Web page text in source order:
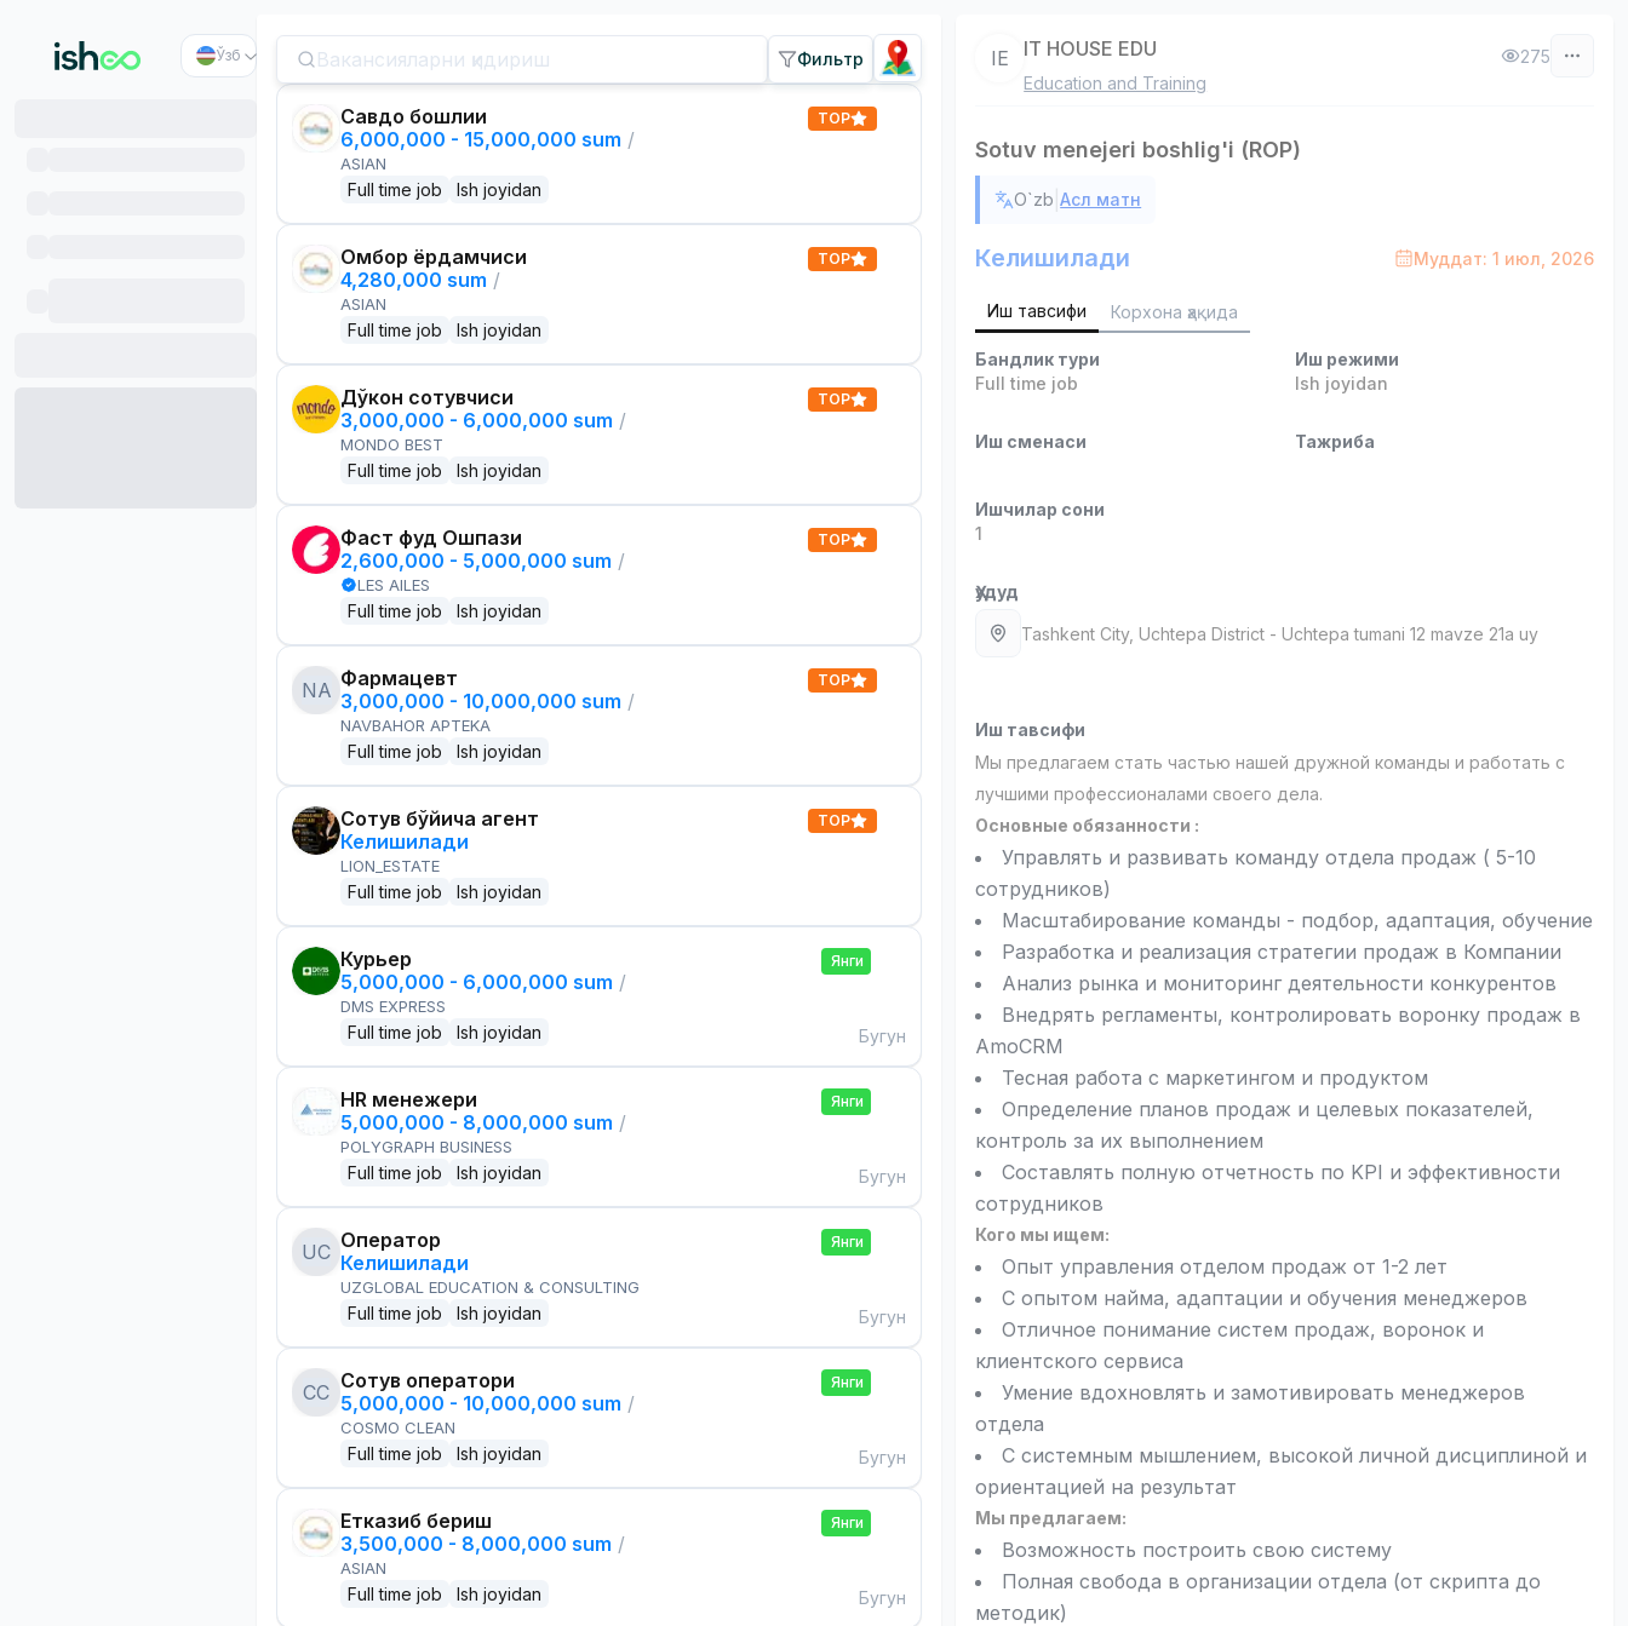
Ўзб Фильтр
Савдо бошлиғи
6,000,000 - 15,000,000 sum /
ASIAN
Full time job Ish joyidan
TOP
Омбор ёрдамчиси
4,280,000 sum /
ASIAN
Full time job Ish joyidan
TOP
Дўкон сотувчиси
3,000,000 - 6,000,000 sum /
MONDO BEST
Full time job Ish joyidan
TOP
Фаст фуд Ошпази
2,600,000 - 5,000,000 sum /
LES AILES
Full time job Ish joyidan
TOP
NA Фармацевт
3,000,000 - 10,000,000 sum /
NAVBAHOR APTEKA
Full time job Ish joyidan
TOP
Сотув бўйича агент
Келишилади
LION_ESTATE
Full time job Ish joyidan
TOP
Курьер
5,000,000 - 6,000,000 sum /
DMS EXPRESS
Full time job Ish joyidan
Янги
Бугун
HR менежери
5,000,000 - 8,000,000 sum /
POLYGRAPH BUSINESS
Full time job Ish joyidan
Янги
Бугун
UC Оператор
Келишилади
UZGLOBAL EDUCATION & CONSULTING
Full time job Ish joyidan
Янги
Бугун
CC Сотув оператори
5,000,000 - 10,000,000 sum /
COSMO CLEAN
Full time job Ish joyidan
Янги
Бугун
Етказиб бериш
3,500,000 - 8,000,000 sum /
ASIAN
Full time job Ish joyidan
Янги
Бугун
IE IT HOUSE EDU
Education and Training
275
Sotuv menejeri boshlig'i (ROP)
O`zb |Асл матн
Келишилади Муддат: 1 июл, 2026
Иш тавсифи Корхона ҳақида
Бандлик тури
Full time job
Иш режими
Ish joyidan
Иш сменаси Тажриба
Ишчилар сони
1
Ҳудуд
Tashkent City, Uchtepa District - Uchtepa tumani 12 mavze 21a uy
Иш тавсифи
Мы предлагаем стать частью нашей дружной команды и работать с
лучшими профессионалами своего дела.
Основные обязанности :
Управлять и развивать команду отдела продаж ( 5-10
сотрудников)
Масштабирование команды - подбор, адаптация, обучение
Разработка и реализация стратегии продаж в Компании
Анализ рынка и мониторинг деятельности конкурентов
Внедрять регламенты, контролировать воронку продаж в
AmoCRM
Тесная работа с маркетингом и продуктом
Определение планов продаж и целевых показателей,
контроль за их выполнением
Составлять полную отчетность по KPI и эффективности
сотрудников
Кого мы ищем:
Опыт управления отделом продаж от 1-2 лет
С опытом найма, адаптации и обучения менеджеров
Отличное понимание систем продаж, воронок и
клиентского сервиса
Умение вдохновлять и замотивировать менеджеров
отдела
С системным мышлением, высокой личной дисциплиной и
ориентацией на результат
Мы предлагаем:
Возможность построить свою систему
Полная свобода в организации отдела (от скрипта до
методик)